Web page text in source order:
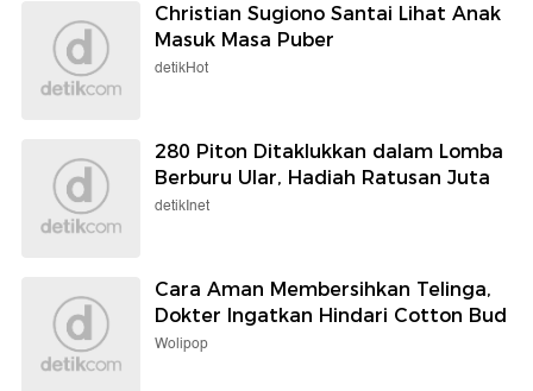
Christian Sugiono Santai Lihat Anak
Masuk Masa Puber
detikHot
280 Piton Ditaklukkan dalam Lomba
Berburu Ular, Hadiah Ratusan Juta
detikInet
Cara Aman Membersihkan Telinga,
Dokter Ingatkan Hindari Cotton Bud
Wolipop